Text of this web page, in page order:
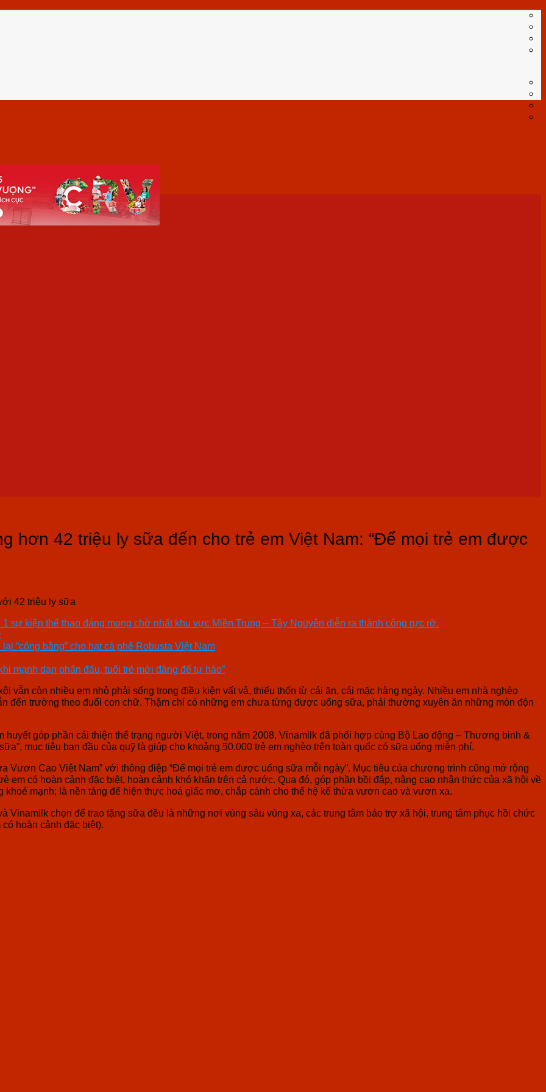
hơn 42 triệu ly sữa đến cho trẻ em Việt Nam: “Để mọi trẻ em được
42 triệu ly sữa
sự kiện thể thao đáng mong chờ nhất khu vực Miền Trung – Tây Nguyên diễn ra thành công rực rỡ.
“công bằng” cho hạt cà phê Robusta Việt Nam
mạnh dạn phấn đấu, tuổi trẻ mới đáng để tự hào”
vẫn còn nhiều em nhỏ phải sống trong điều kiện vất vả, thiếu thốn từ cái ăn, cái mặc hàng ngày. Nhiều em nhà nghèo
đến trường theo đuổi con chữ. Thậm chí có những em chưa từng được uống sữa, phải thường xuyên ăn những món độn
góp phần cải thiện thể trạng người Việt, trong năm 2008, Vinamilk đã phối hợp cùng Bộ Lao động – Thương binh &
mục tiêu ban đầu của quỹ là giúp cho khoảng 50.000 trẻ em nghèo trên toàn quốc có sữa uống miễn phí.
Vươn Cao Việt Nam” với thông điệp “Để mọi trẻ em được uống sữa mỗi ngày”. Mục tiêu của chương trình cũng mở rộng
em có hoàn cảnh đặc biệt, hoàn cảnh khó khăn trên cả nước. Qua đó, góp phần bồi đắp, nâng cao nhận thức của xã hội về
mạnh; là nền tảng để hiện thực hoá giấc mơ, chắp cánh cho thế hệ kế thừa vươn cao và vươn xa.
chọn để trao tặng sữa đều là những nơi vùng sâu vùng xa, các trung tâm bảo trợ xã hội, trung tâm phục hồi chức
hoàn cảnh đặc biệt).